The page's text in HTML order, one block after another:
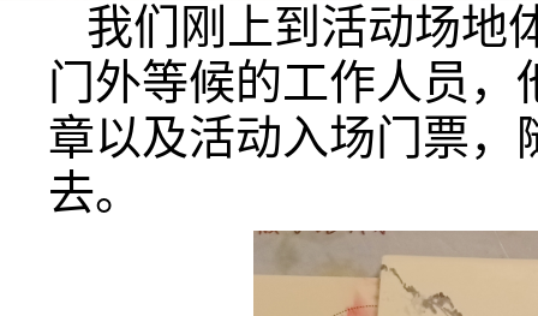
我们刚上到活动场地
门外等候的工作人员
章以及活动入场门票，
去。